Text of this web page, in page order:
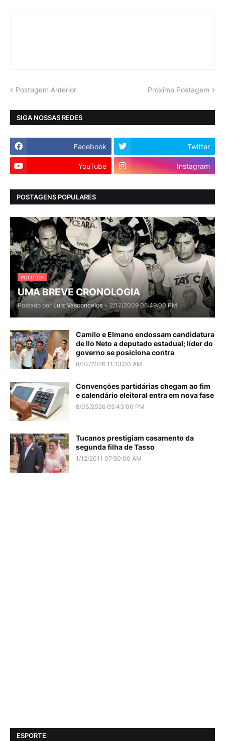
Postagem Anterior Próxima Postagem
SIGA NOSSAS REDES
Facebook Twitter
YouTube Instagram
POSTAGENS POPULARES
POLITICA
UMA BREVE CRONOLOGIA
Postado por Luiz Vasconcelos - 2/12/2009 06:49:00 PM
Camilo e Elmano endossam candidatura
de Ilo Neto a deputado estadual; líder do
governo se posiciona contra
8/02/2026 11:13:00 AM
Convenções partidárias chegam ao fim
e calendário eleitoral entra em nova fase
8/05/2026 05:43:00 PM
Tucanos prestigiam casamento da
segunda filha de Tasso
1/12/2011 07:50:00 AM
ESPORTE